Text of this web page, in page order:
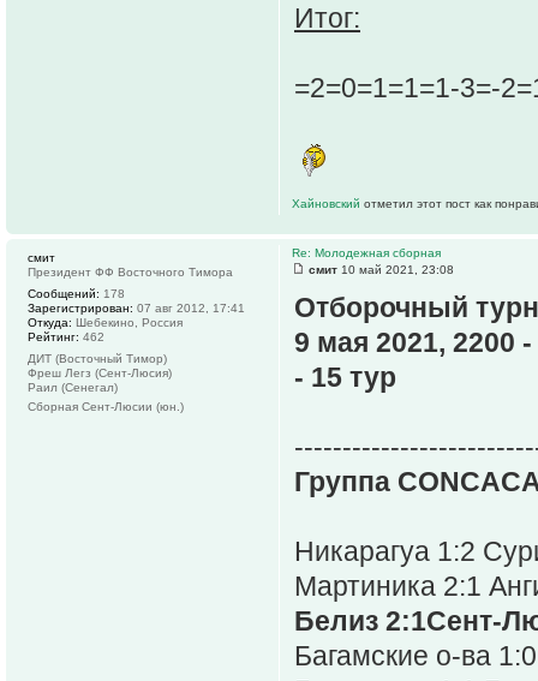
Итог:
=2=0=1=1=1-3=-
Хайновский отметил этот пост как
Re: Молодежная сборная
смит 10 май 2021, 23:08
Отборочный
9 мая 2021, 2200
- 15 тур
Группа
Никарагуа 1:2
Мартиника 2:1
Белиз 2:1Сент-
Багамские о-ва
смит
Президент ФФ Восточного Тимора
Сообщений: 178
Зарегистрирован: 07 авг 2012, 17:41
Откуда: Шебекино, Россия
Рейтинг: 462
ДИТ (Восточный Тимор)
Фреш Легз (Сент-Люсия)
Раил (Сенегал)
Сборная Сент-Люсии (юн.)